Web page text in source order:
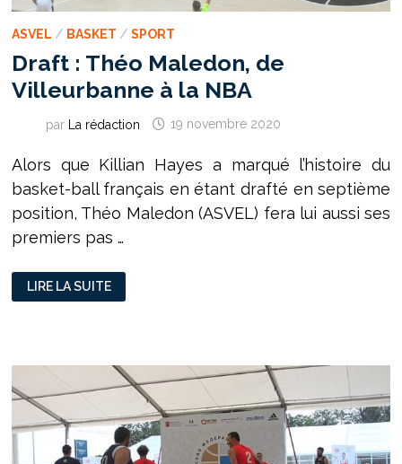
ASVEL / BASKET / SPORT
Draft : Théo Maledon, de
Villeurbanne à la NBA
par La rédaction 19 novembre 2020
Alors que Killian Hayes a marqué l’histoire du
basket-ball français en étant drafté en septième
position, Théo Maledon (ASVEL) fera lui aussi ses
premiers pas …
DRAFT
:
THÉO
LA
LIRE LA SUITE